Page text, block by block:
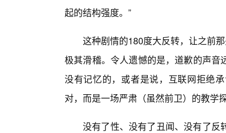
起的结构强度。”
这种剧情的180度大反转，让之前
极其滑稽。令人遗憾的是，道歉的声
没有记忆的，或者是说，互联网拒绝
对，而是一场严肃（虽然前卫）的教学
没有了性、没有了丑闻、没有了反